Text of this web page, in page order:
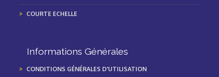
COURTE ECHELLE
Informations Générales
CONDITIONS GÉNÉRALES D'UTILISATION